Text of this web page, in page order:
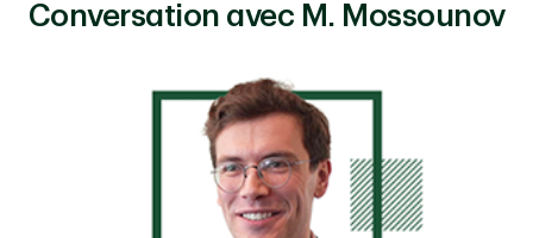
Conversation avec M. Mossounov